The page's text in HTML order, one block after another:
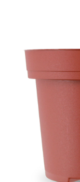
TOPFIT
Produkte
Imagevideo
Kontakt
Karriere